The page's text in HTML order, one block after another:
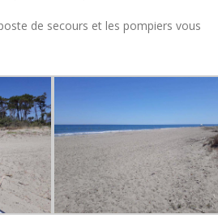
de secours et les pompiers vous